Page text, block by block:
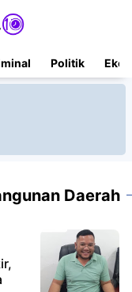
Politik
Daerah